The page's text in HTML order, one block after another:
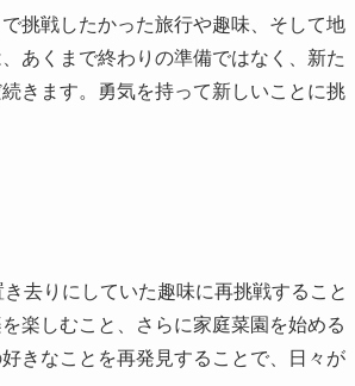
挑戦したかった旅行や趣味、そして地
あくまで終わりの準備ではなく、新た
きます。勇気を持って新しいことに挑
去りにしていた趣味に再挑戦すること
楽しむこと、さらに家庭菜園を始める
きなことを再発見することで、日々が